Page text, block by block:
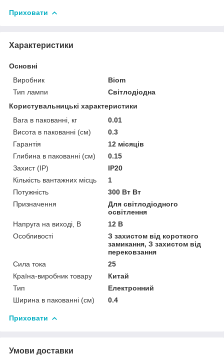
Приховати
Характеристики
Основні
Виробник
Biom
Тип лампи
Світлодіодна
Користувальницькі характеристики
Вага в пакованні, кг
0.01
Висота в пакованні (см)
0.3
Гарантія
12 місяців
Глибина в пакованні (см)
0.15
Захист (IP)
IP20
Кількість вантажних місць
1
Потужність
300 Вт Вт
Призначення
Для світлодіодного
освітлення
Напруга на виході, В
12 В
Особливості
З захистом від короткого
замикання, З захистом від
перековзання
Сила тока
25
Країна-виробник товару
Китай
Тип
Електронний
Ширина в пакованні (см)
0.4
Приховати
Умови доставки